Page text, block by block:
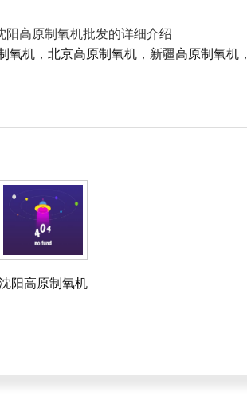
阳高原制氧机批发的详细介绍
氧机， 北京高原制氧机， 新疆高原制氧机，
阳高原制氧机